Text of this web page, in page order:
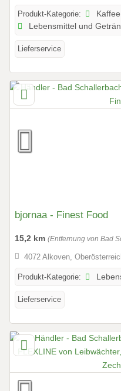
Produkt-Kategorie:
Lebensmittel und
Lieferservice
bjornaa - Finest Food
15,2 km (Entfernung von Bad
4072 Alkoven,
Produkt-Kategorie:
Lieferservice